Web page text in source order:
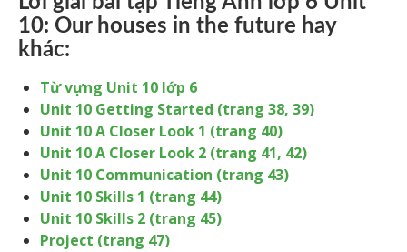
10: Our houses in the future hay
khác:
Từ vựng Unit 10 lớp 6
Unit 10 Getting Started (trang 38, 39)
Unit 10 A Closer Look 1 (trang 40)
Unit 10 A Closer Look 2 (trang 41, 42)
Unit 10 Communication (trang 43)
Unit 10 Skills 1 (trang 44)
Unit 10 Skills 2 (trang 45)
Project (trang 47)